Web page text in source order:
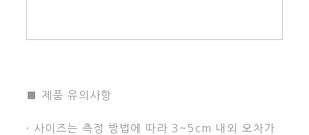
■ 제품 유의사항
· 사이즈는 측정 방법에 따라 3~5cm 내외 오차가